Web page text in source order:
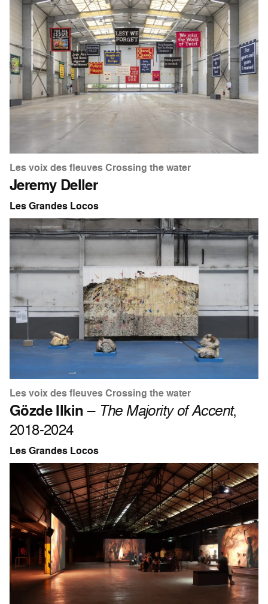
Les voix des fleuves Crossing the water
Jeremy Deller
Les Grandes Locos
Les voix des fleuves Crossing the water
Gözde Ilkin– The Majority of Accent,
2018-2024
Les Grandes Locos